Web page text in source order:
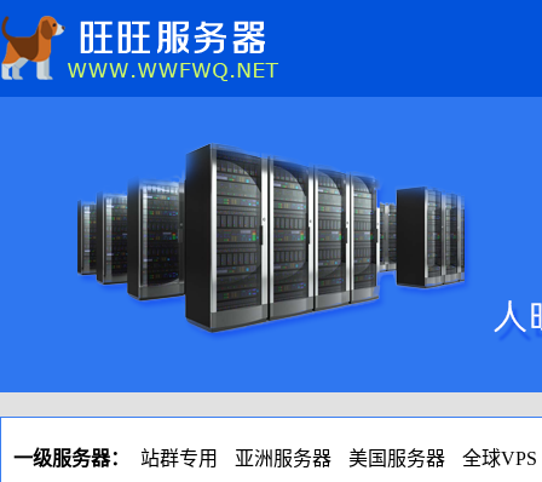
一级服务器： 站群专用 亚洲服务器 美国服务器
全球VPS